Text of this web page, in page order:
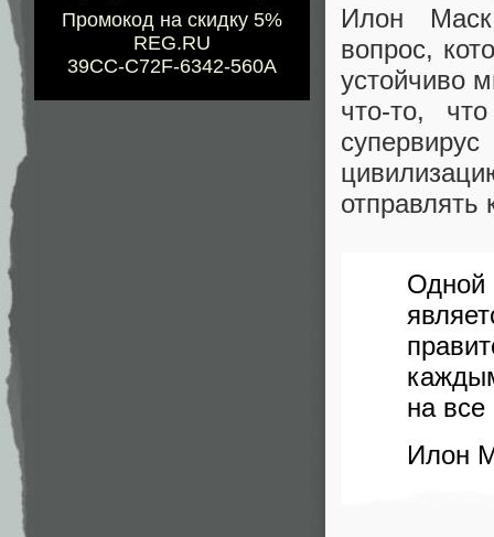
Промокод на скидку 5%
REG.RU
39CC-C72F-6342-560A
Илон Маск
вопрос,
устойчиво
что-то,
на
Илон